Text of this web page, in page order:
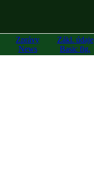
Zprávy
News
Zákl. údaje
Basic fig.